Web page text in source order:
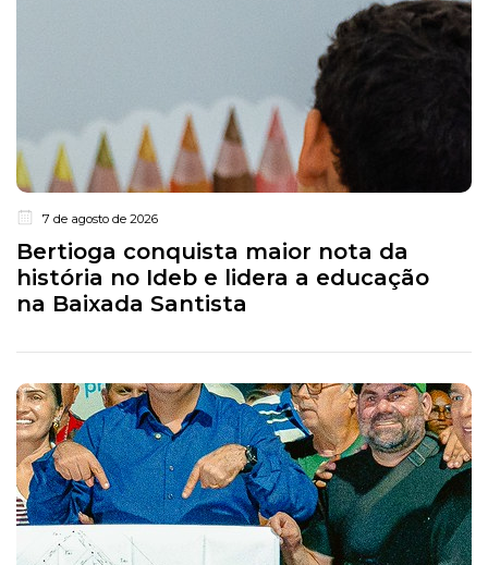
7 de agosto de 2026
Bertioga conquista maior nota da
história no Ideb e lidera a educação
na Baixada Santista